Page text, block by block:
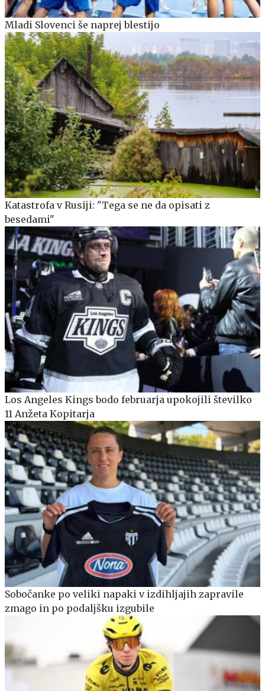
Mladi Slovenci še naprej blestijo
Katastrofa v Rusiji: "Tega se ne da opisati z
besedami"
Los Angeles Kings bodo februarja upokojili številko
11 Anžeta Kopitarja
Sobočanke po veliki napaki v izdihljajih zapravile
zmago in po podaljšku izgubile